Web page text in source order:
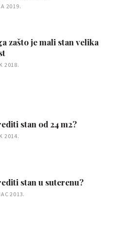
2019.
zašto je mali stan velika
2018.
stan od 24 m2?
2014.
stan u suterenu?
2013.